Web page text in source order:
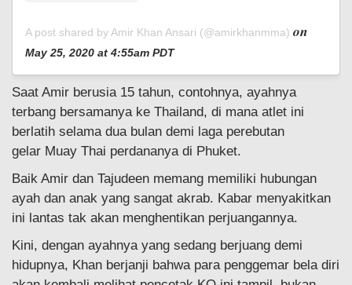
A post shared by Amir Khan Ansari (@amirkhanmma) on
May 25, 2020 at 4:55am PDT
Saat Amir berusia 15 tahun, contohnya, ayahnya
terbang bersamanya ke Thailand, di mana atlet ini
berlatih selama dua bulan demi laga perebutan
gelar Muay Thai perdananya di Phuket.
Baik Amir dan Tajudeen memang memiliki hubungan
ayah dan anak yang sangat akrab. Kabar menyakitkan
ini lantas tak akan menghentikan perjuangannya.
Kini, dengan ayahnya yang sedang berjuang demi
hidupnya, Khan berjanji bahwa para penggemar bela diri